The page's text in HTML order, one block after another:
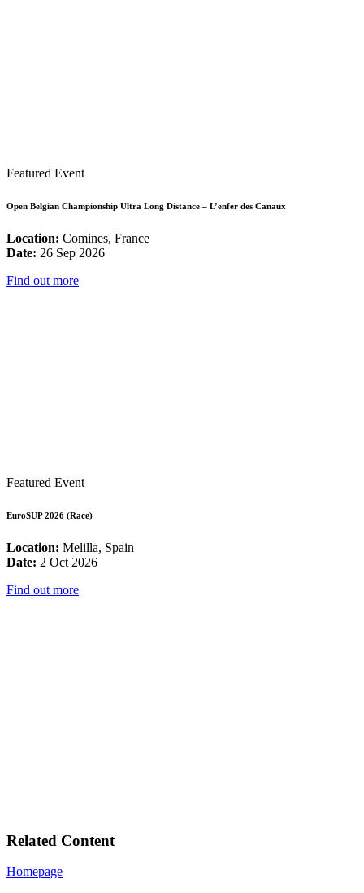
Featured Event
Open Belgian Championship Ultra Long Distance – L’enfer des Canaux
Location: Comines, France
Date: 26 Sep 2026
Find out more
Featured Event
EuroSUP 2026 (Race)
Location: Melilla, Spain
Date: 2 Oct 2026
Find out more
Related Content
Homepage